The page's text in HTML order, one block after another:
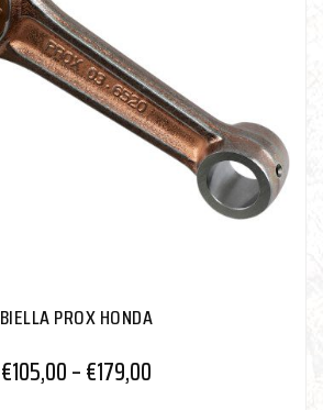
BIELLA PROX HONDA
€105,00–€179,00